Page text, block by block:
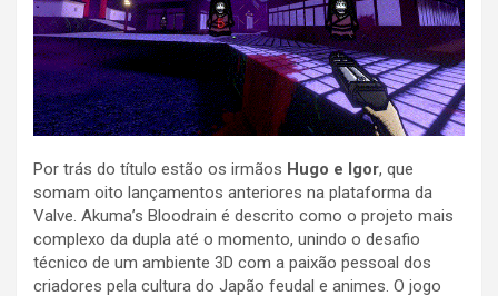
Por trás do título estão os irmãos Hugo e Igor, que
somam oito lançamentos anteriores na plataforma da
Valve. Akuma’s Bloodrain é descrito como o projeto mais
complexo da dupla até o momento, unindo o desafio
técnico de um ambiente 3D com a paixão pessoal dos
criadores pela cultura do Japão feudal e animes. O jogo